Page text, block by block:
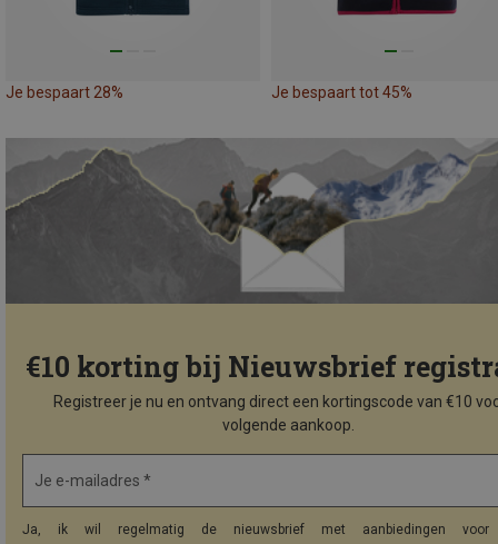
Je bespaart 28% Je bespaart tot 45%
€10 korting bij Nieuwsbrief
Registreer je nu en ontvang direct een kortingscode van €10
volgende aankoop.
Je e-mailadres *
Ja, ik wil regelmatig de nieuwsbrief met aanbiedingen voor